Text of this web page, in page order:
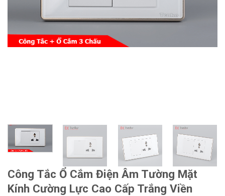
Công Tắc Ổ Cắm Điện Âm Tường Mặt
Kính Cường Lực Cao Cấp Trắng Viền